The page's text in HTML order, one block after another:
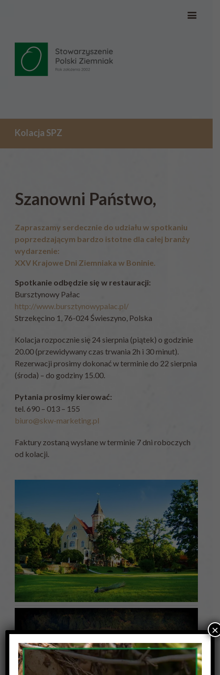
Kolacja SPZ
Szanowni Państwo,
Zapraszamy serdecznie do udziału w spotkaniu
poprzedzającym bardzo istotne dla całej branży
wydarzenie:
XXV Krajowe Dni Ziemniaka w Boninie.
Spotkanie odbędzie się w restauracji:
Bursztynowy Pałac
http://www.bursztynowypalac. pl/
Strzekęcino 1, 76-024 Świeszyno, Polska
Kolacja rozpocznie się 24 sierpnia (piątek) o godzinie
20.00 (przewidywany czas trwania 2h i 30 minut).
Rezerwacji prosimy dokonać w terminie do 22 sierpnia
(środa) – do godziny 15.00.
Pytania prosimy kierować:
tel. 690 – 013 – 155
biuro@skw-marketing.pl
Faktury zostaną wysłane w terminie 7 dni roboczych
od kolacji.
×